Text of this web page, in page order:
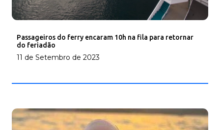
Passageiros do ferry encaram 10h na fila para retornar
do feriadão
11 de Setembro de 2023